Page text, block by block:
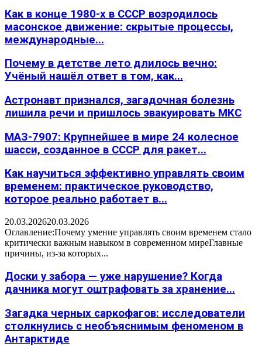
Как в конце 1980-х в СССР возродилось
масонское движение: скрытые процессы,
международные...
Почему в детстве лето длилось вечно:
Учёный нашёл ответ в том, как...
Астронавт признался, загадочная болезнь
лишила речи и пришлось эвакуировать МКС
МАЗ-7907: Крупнейшее в мире 24 колесное
шасси, созданное в СССР для ракет...
Как научиться эффективно управлять своим
временем: практическое руководство,
которое реально работает в...
20.03.202620.03.2026
Оглавление:Почему умение управлять своим временем стало
критически важным навыком в современном миреГлавные
причины, из-за которых...
Доски у забора — уже нарушение? Когда
дачника могут оштрафовать за хранение...
Загадка черных саркофагов: исследователи
столкнулись с необъяснимым феноменом в
Антарктиде